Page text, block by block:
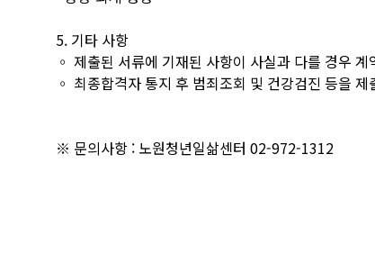
5. 기타 사항
◦ 제출된 서류에 기재된 사항이 사실과 다를 경우
◦ 최종합격자 통지 후 범죄조회 및 건강검진 등을
※ 문의사항 : 노원청년일삶센터 02-972-1312